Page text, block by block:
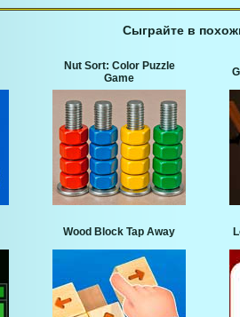
Сыграйте в
Nut Sort: Color Puzzle
Game
Wood Block Tap Away